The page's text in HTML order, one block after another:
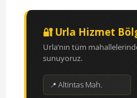
🔐 Urla Hizmet
Urla’nın tüm
sunuyoruz.
Altintas Mah.